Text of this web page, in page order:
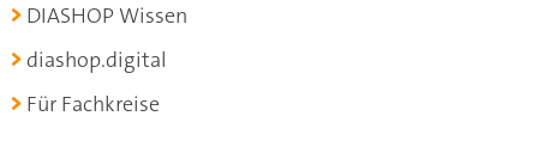
DIASHOP Wissen
diashop.digital
Für Fachkreise